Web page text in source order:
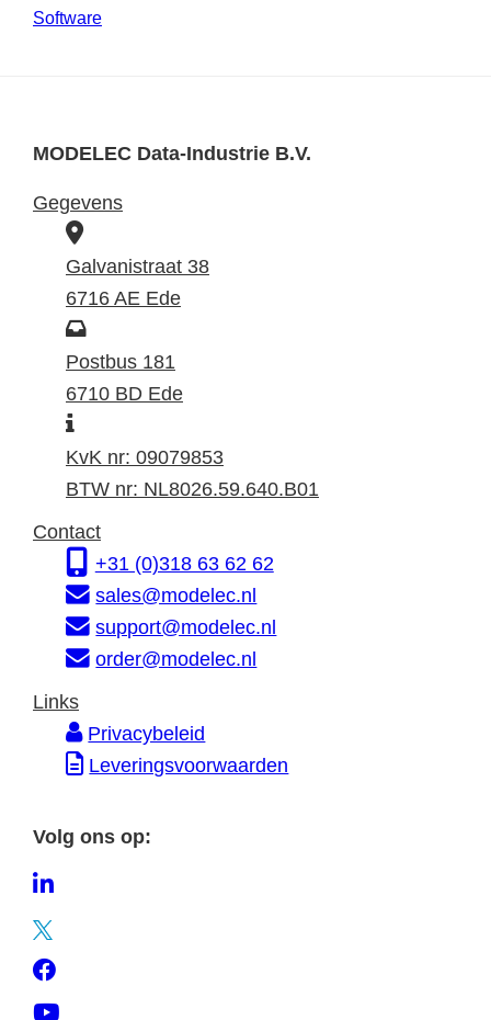
Software
MODELEC Data-Industrie B.V.
Gegevens
B
e
z
o
e
k
d
r
s
Galvanistraat 38
6716 AE Ede
P
o
s
a
d
e
s
Postbus 181
6710 BD Ede
I
n
f
r
m
a
t
e
KvK nr: 09079853
BTW nr: NL8026.59.640.B01
Contact
+31 (0)318 63 62 62
sales@modelec.nl
support@modelec.nl
order@modelec.nl
Links
Privacybeleid
Leveringsvoorwaarden
Volg ons op:
L
k
e
w
aY